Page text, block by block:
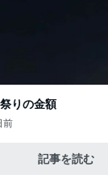
りの金額
前
記事を読む